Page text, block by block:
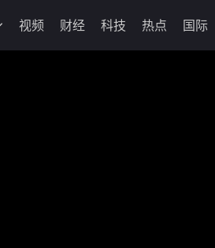
视频 财经 科技 热点 国际